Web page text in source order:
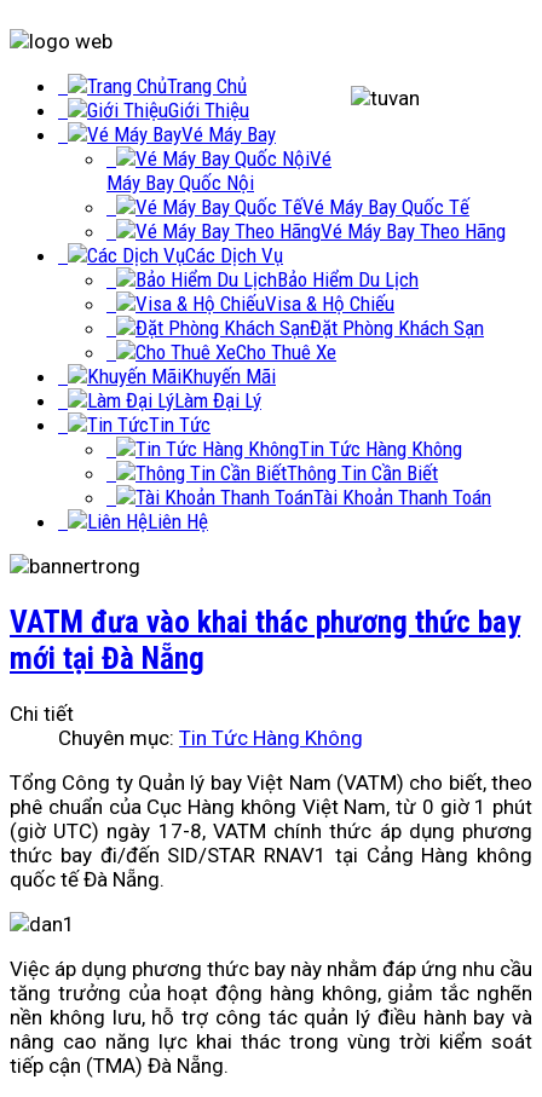
Trang Chủ
Giới Thiệu
Vé Máy Bay
Vé
Máy Bay Quốc Nội
Vé Máy Bay Quốc Tế
Vé Máy Bay Theo Hãng
Các Dịch Vụ
Bảo Hiểm Du Lịch
Visa & Hộ Chiếu
Đặt Phòng Khách Sạn
Cho Thuê Xe
Khuyến Mãi
Làm Đại Lý
Tin Tức
Tin Tức Hàng Không
Thông Tin Cần Biết
Tài Khoản Thanh Toán
Liên Hệ
VATM đưa vào khai thác phương thức bay
mới tại Đà Nẵng
Chi tiết
Chuyên mục: Tin Tức Hàng Không
Tổng Công ty Quản lý bay Việt Nam (VATM) cho biết, theo
phê chuẩn của Cục Hàng không Việt Nam, từ 0 giờ 1 phút
(giờ UTC) ngày 17-8, VATM chính thức áp dụng phương
thức bay đi/đến SID/STAR RNAV1 tại Cảng Hàng không
quốc tế Đà Nẵng.
Việc áp dụng phương thức bay này nhằm đáp ứng nhu cầu
tăng trưởng của hoạt động hàng không, giảm tắc nghẽn
nền không lưu, hỗ trợ công tác quản lý điều hành bay và
nâng cao năng lực khai thác trong vùng trời kiểm soát
tiếp cận (TMA) Đà Nẵng.